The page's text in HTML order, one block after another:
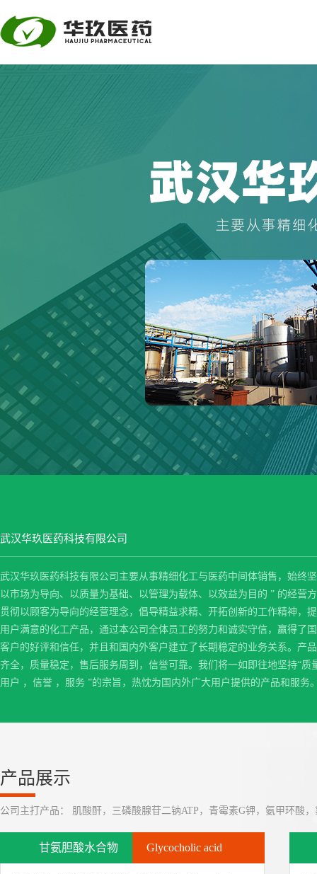
武汉华玖医药科技有限公司
武汉华玖医药科技有限公司主要从事精细化工与医药中间体销售，始终
以市场为导向、以质量为基础、以管理为载体、以效益为目的 ” 的经营
贯彻以顾客为导向的经营理念，倡导精益求精、开拓创新的工作精神，
用户满意的化工产品，通过本公司全体员工的努力和诚实守信，赢得了
客户的好评和信任，并且和国内外客户建立了长期稳定的业务关系。产
齐全，质量稳定，售后服务周到，信誉可靠。我们将一如即往地坚持“质
用户 ，信誉 ，服务 ”的宗旨，热忱为国内外广大用户提供的产品和服务
产品展示
公司主打产品： 肌酸酐，三磷酸腺苷二钠ATP，青霉素G钾，氨甲环酸
甘氨胆酸水合物 Glycocholic acid